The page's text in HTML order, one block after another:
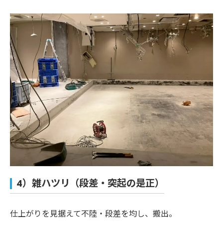
4）雑ハツリ（段差・突起の是正）
仕上がりを見据えて不陸・段差を均し、搬出。